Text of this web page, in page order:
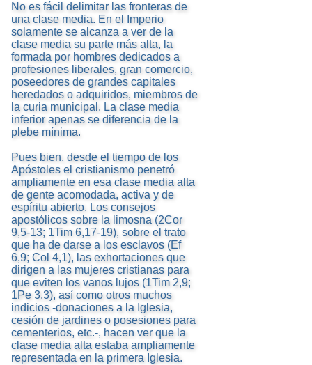
No es fácil delimitar las fronteras de
una clase media. En el Imperio
solamente se alcanza a ver de la
clase media su parte más alta, la
formada por hombres dedicados a
profesiones liberales, gran comercio,
poseedores de grandes capitales
heredados o adquiridos, miembros de
la curia municipal. La clase media
inferior apenas se diferencia de la
plebe mínima.
Pues bien, desde el tiempo de los
Apóstoles el cristianismo penetró
ampliamente en esa clase media alta
de gente acomodada, activa y de
espíritu abierto. Los consejos
apostólicos sobre la limosna (2Cor
9,5-13; 1Tim 6,17-19), sobre el trato
que ha de darse a los esclavos (Ef
6,9; Col 4,1), las exhortaciones que
dirigen a las mujeres cristianas para
que eviten los vanos lujos (1Tim 2,9;
1Pe 3,3), así como otros muchos
indicios -donaciones a la Iglesia,
cesión de jardines o posesiones para
cementerios, etc.-, hacen ver que la
clase media alta estaba ampliamente
representada en la primera Iglesia.